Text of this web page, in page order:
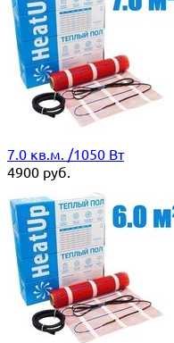
7.0 кв.м. /1050 Вт
4900 руб.